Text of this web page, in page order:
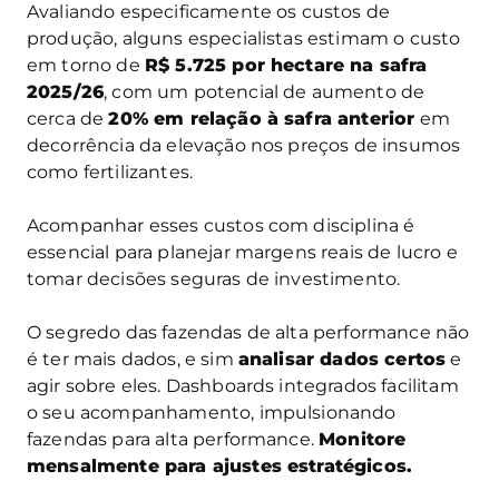
Avaliando especificamente os custos de
produção, alguns especialistas estimam o custo
em torno de R$ 5.725 por hectare na safra
2025/26, com um potencial de aumento de
cerca de20% em relação à safra anterior em
decorrência da elevação nos preços de insumos
como fertilizantes.
Acompanhar esses custos com disciplina é
essencial para planejar margens reais de lucro e
tomar decisões seguras de investimento.
O segredo das fazendas de alta performance não
é ter mais dados, e sim analisar dados certos e
agir sobre eles. Dashboards integrados facilitam
o seu acompanhamento, impulsionando
fazendas para alta performance. Monitore
mensalmente para ajustes estratégicos.